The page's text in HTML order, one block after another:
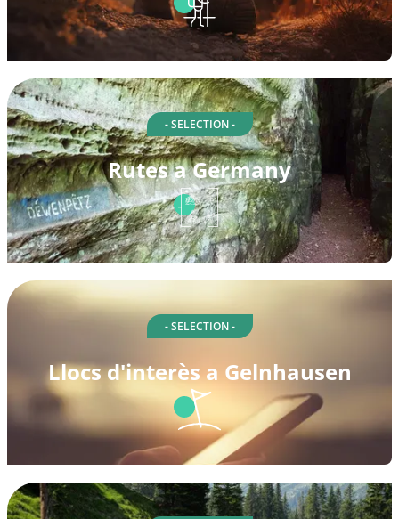
- SELECTION -
Rutes a Germany
- SELECTION -
Llocs d'interès a Gelnhausen